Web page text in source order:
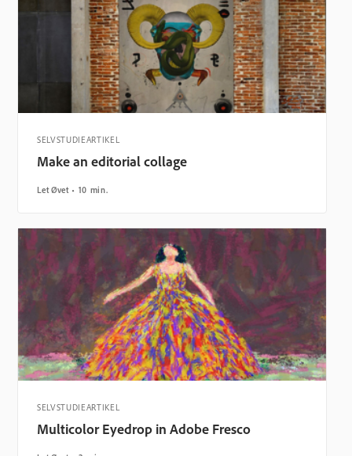
SELVSTUDIEARTIKEL
Make an editorial collage
Let Øvet 10 min.
SELVSTUDIEARTIKEL
Multicolor Eyedrop in Adobe Fresco